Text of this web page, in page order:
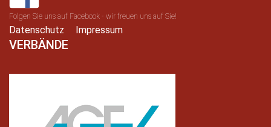
Folgen Sie uns auf Facebook - wir freuen uns auf Sie!
Datenschutz Impressum
VERBÄNDE